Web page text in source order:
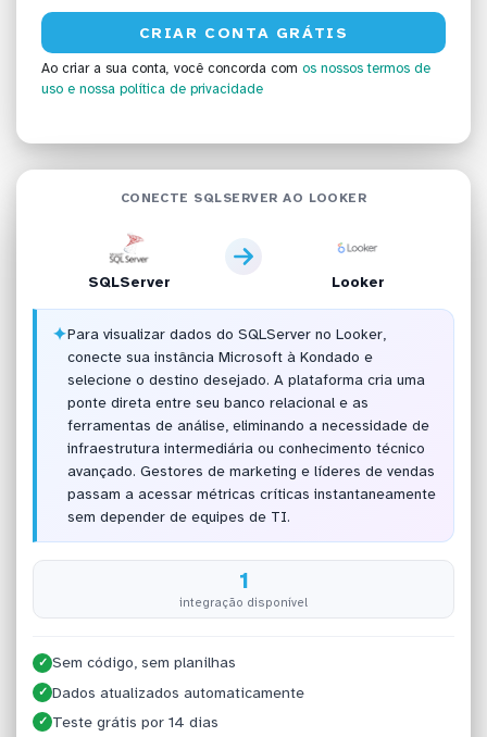
Ao criar a sua conta, você concorda com os nossos termos de
uso e nossa política de privacidade
CONECTE SQLSERVER AO LOOKER
SQLServer Looker
✦Para visualizar dados do SQLServer no Looker,
conecte sua instância Microsoft à Kondado e
selecione o destino desejado. A plataforma cria uma
ponte direta entre seu banco relacional e as
ferramentas de análise, eliminando a necessidade de
infraestrutura intermediária ou conhecimento técnico
avançado. Gestores de marketing e líderes de vendas
passam a acessar métricas críticas instantaneamente
sem depender de equipes de TI.
1
integração disponível
✓ Sem código, sem planilhas
✓ Dados atualizados automaticamente
✓ Teste grátis por 14 dias